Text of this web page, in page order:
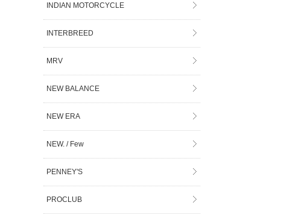
INDIAN MOTORCYCLE
INTERBREED
MRV
NEW BALANCE
NEW ERA
NEW. / Few
PENNEY'S
PROCLUB